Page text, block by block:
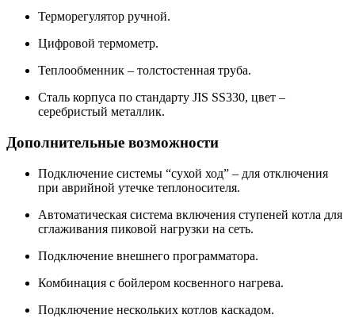
Терморегулятор ручной.
Цифровой термометр.
Теплообменник – толстостенная труба.
Cталь корпуса по стандарту JIS SS330, цвет –
серебристый металлик.
Дополнительные возможности
Подключение системы “сухой ход” – для отключения
при аврийной утечке теплоносителя.
Автоматическая система включения ступеней котла для
сглаживания пиковой нагрузки на сеть.
Подключение внешнего программатора.
Комбинация с бойлером косвенного нагрева.
Подключение нескольких котлов каскадом.